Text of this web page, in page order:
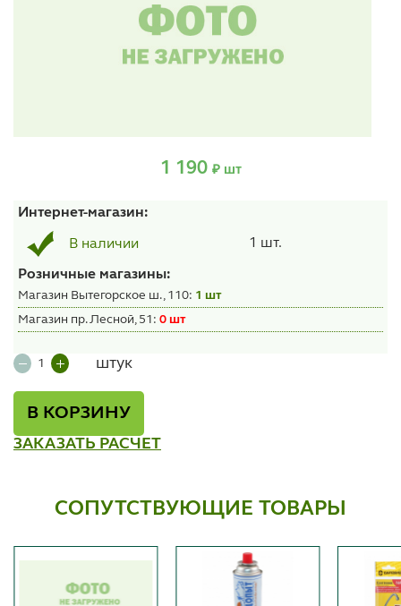
1 190 ₽ шт
Интернет-магазин:
В наличии 1 шт.
Розничные магазины:
Магазин Вытегорское ш., 110: 1 шт
Магазин пр. Лесной, 51: 0 шт
штук
В КОРЗИНУ
ЗАКАЗАТЬ РАСЧЕТ
СОПУТСТВУЮЩИЕ ТОВАРЫ